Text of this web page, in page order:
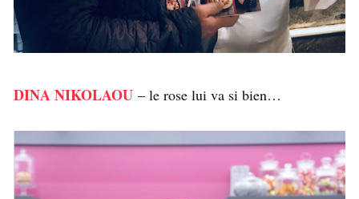
DINA NIKOLAOU – le rose lui va si bien…